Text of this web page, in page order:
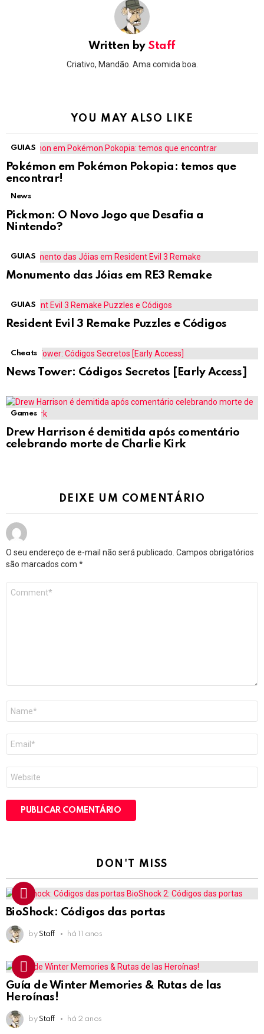
Written by Staff
Criativo, Mandão. Ama comida boa.
YOU MAY ALSO LIKE
GUIAS
Pokémon em Pokémon Pokopia: temos que
encontrar!
News
Pickmon: O Novo Jogo que Desafia a
Nintendo?
GUIAS
Monumento das Jóias em RE3 Remake
GUIAS
Resident Evil 3 Remake Puzzles e Códigos
Cheats
News Tower: Códigos Secretos [Early Access]
Games
Drew Harrison é demitida após comentário
celebrando morte de Charlie Kirk
DEIXE UM COMENTÁRIO
O seu endereço de e-mail não será publicado. Campos obrigatórios
são marcados com *
mail
*
DON'T MISS
BioShock: Códigos das portas
by Staff há 11 anos
Guía de Winter Memories & Rutas de las
Heroínas!
by Staff há 2 anos